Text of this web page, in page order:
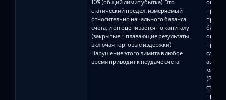
10% (общий лимит убытка). Это
статический предел, измеряемый
относительно начального баланса
счёта, и он оценивается по капиталу
(закрытые + плавающие результаты,
включая торговые издержки).
Нарушение этого лимита в любое
время приводит к неудаче счёта.
(Pro8) /